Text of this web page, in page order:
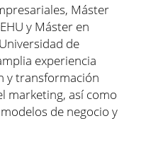
Máster
y Máster en
de
experiencia
y transformación
marketing, así como
de negocio y